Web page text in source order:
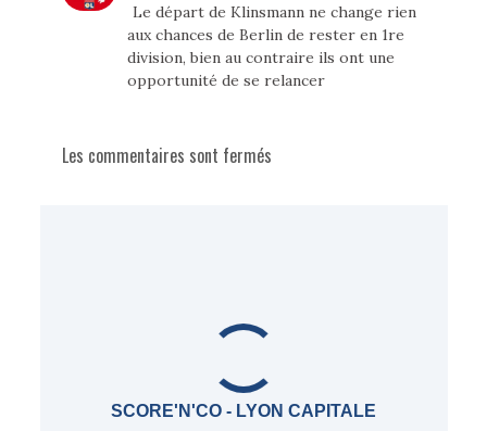
Le départ de Klinsmann ne change rien
aux chances de Berlin de rester en 1re
division, bien au contraire ils ont une
opportunité de se relancer
Les commentaires sont fermés
SCORE'N'CO - LYON CAPITALE